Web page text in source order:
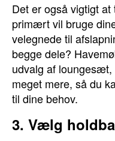
Det er også vigtigt
primært vil bruge
velegnede til
begge dele?
udvalg af
meget mere, så du
til dine behov.
3. Vælg